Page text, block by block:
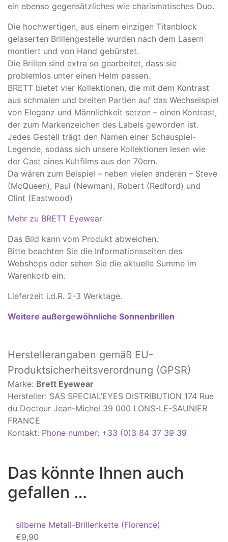
ein ebenso gegensätzliches wie charismatisches Duo.
Die hochwertigen, aus einem einzigen Titanblock
gelaserten Brillengestelle wurden nach dem Lasern
montiert und von Hand gebürstet.
Die Brillen sind extra so gearbeitet, dass sie
problemlos unter einen Helm passen.
BRETT bietet vier Kollektionen, die mit dem Kontrast
aus schmalen und breiten Partien auf das Wechselspiel
von Eleganz und Männlichkeit setzen – einen Kontrast,
der zum Markenzeichen des Labels geworden ist.
Jedes Gestell trägt den Namen einer Schauspiel-
Legende, sodass sich unsere Kollektionen lesen wie
der Cast eines Kultfilms aus den 70ern.
Da wären zum Beispiel – neben vielen anderen – Steve
(McQueen), Paul (Newman), Robert (Redford) und
Clint (Eastwood)
Mehr zu BRETT Eyewear
Das Bild kann vom Produkt abweichen.
​Bitte beachten Sie die Informationsseiten des
Webshops oder sehen Sie die aktuelle Summe im
Warenkorb ein.
Lieferzeit i.d.R. 2-3 Werktage.
Weitere außergewöhnliche Sonnenbrillen
Herstellerangaben gemäß EU-
Produktsicherheitsverordnung (GPSR)
Marke: Brett Eyewear
Hersteller: SAS SPECIAL’EYES DISTRIBUTION 174 Rue
du Docteur Jean-Michel 39 000 LONS-LE-SAUNIER
FRANCE
Kontakt: Phone number: +33 (0)3 84 37 39 39
Das könnte Ihnen auch
gefallen …
silberne Metall-Brillenkette (Florence)
€9,90